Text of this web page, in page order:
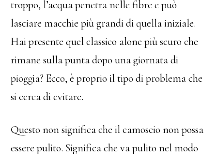
troppo, l’acqua penetra nelle fibre e può
lasciare macchie più grandi di quella iniziale.
Hai presente quel classico alone più scuro che
rimane sulla punta dopo una giornata di
pioggia? Ecco, è proprio il tipo di problema che
si cerca di evitare.
Questo non significa che il camoscio non possa
essere pulito. Significa che va pulito nel modo